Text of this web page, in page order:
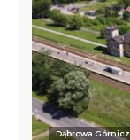
Dąbrowa